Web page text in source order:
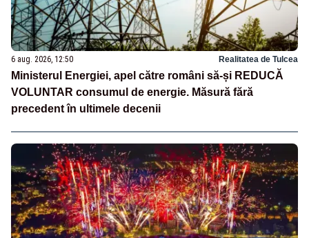
6 aug. 2026, 12:50 Realitatea de Tulcea
Ministerul Energiei, apel către români să-și REDUCĂ
VOLUNTAR consumul de energie. Măsură fără
precedent în ultimele decenii